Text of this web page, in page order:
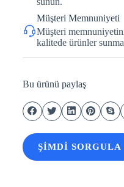
Müşteri Memnuniyeti
Müşteri
kalitede ürünler
Bu ürünü paylaş
ŞIMDI SORGULA